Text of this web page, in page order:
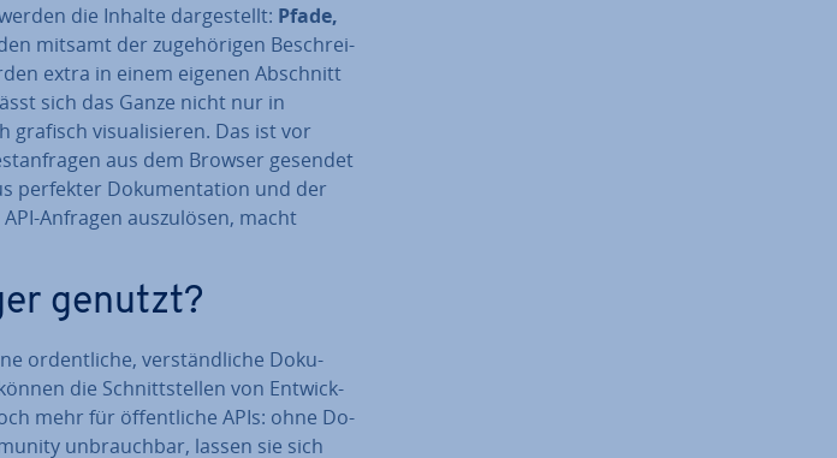
die Inhalte dar­ge­stellt: Pfade,
mitsamt der zu­ge­hö­ri­gen Be­schrei­
extra in einem eigenen Abschnitt
sich das Ganze nicht nur in
grafisch vi­sua­li­sie­ren. Das ist vor
aus dem Browser gesendet
perfekter Do­ku­men­ta­ti­on und der
Anfragen aus­zu­lö­sen, macht
genutzt?
or­dent­li­che, ver­ständ­li­che Do­ku­
die Schnitt­stel­len von Ent­wick­
mehr für öf­fent­li­che APIs: ohne Do­
un­brauch­bar, lassen sie sich